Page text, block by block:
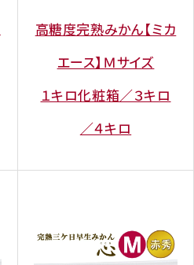
高糖度完熟みかん【ミカ
エース】Ｍサイズ
１キロ化粧箱／３キロ
／４キロ